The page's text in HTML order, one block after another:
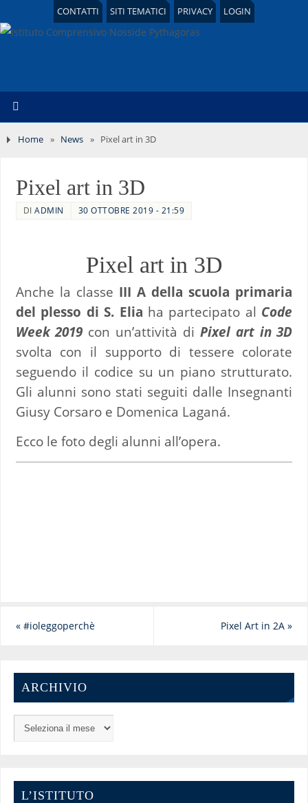
CONTATTI SITI TEMATICI PRIVACY LOGIN
Home » News » Pixel art in 3D
Pixel art in 3D
DIADMIN 30 OTTOBRE 2019 - 21:59
Pixel art in 3D
Anche la classe III A della scuola primaria
del plesso di S. Elia ha partecipato al Code
Week 2019 con un’attività di Pixel art in 3D
svolta con il supporto di tessere colorate
seguendo il codice su un piano strutturato.
Gli alunni sono stati seguiti dalle Insegnanti
Giusy Corsaro e Domenica Laganá.
Ecco le foto degli alunni all’opera.
«#ioleggoperchè Pixel Art in 2A»
ARCHIVIO
L’ISTITUTO